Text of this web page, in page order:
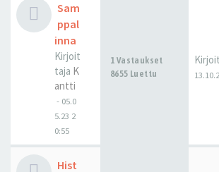
Sam
ppal
inna
Kirjoit
taja K
antti
- 05.0
5.23 2
0:55
1 Vastaukset
8655 Luettu
Hist